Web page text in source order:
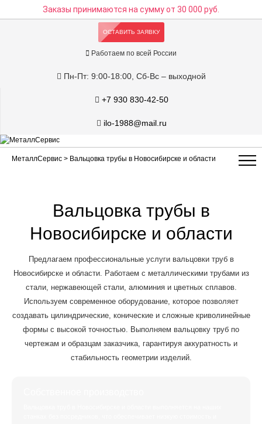
Заказы принимаются на суммуот 30 000 руб.
ОСТАВИТЬ ЗАЯВКУ
Работаем по всей России
Пн-Пт: 9:00-18:00, Сб-Вс – выходной
+7 930 830-42-50
ilo-1988@mail.ru
МеталлСервис > Вальцовка трубы в Новосибирске и области
Вальцовка трубы в
Новосибирске и области
Предлагаем профессиональные услуги вальцовки труб в
Новосибирске и области. Работаем с металлическими трубами из
стали, нержавеющей стали, алюминия и цветных сплавов.
Используем современное оборудование, которое позволяет
создавать цилиндрические, конические и сложные криволинейные
формы с высокой точностью. Выполняем вальцовку труб по
чертежам и образцам заказчика, гарантируя аккуратность и
стабильность геометрии изделий.